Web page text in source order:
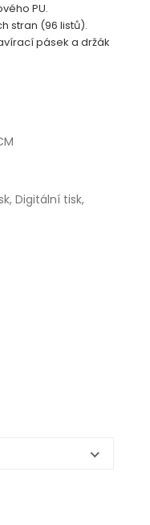
PU.
stran (96 listů).
pásek a držák
Digitální tisk,